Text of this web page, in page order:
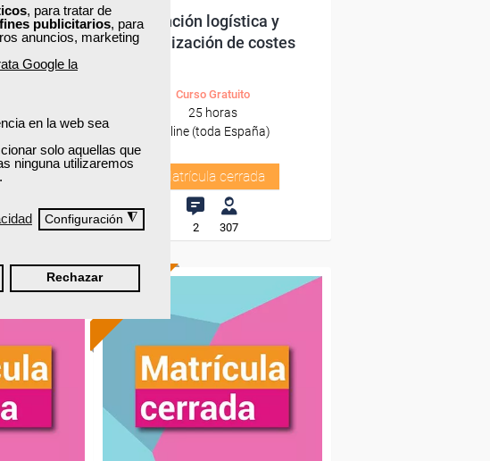
, para tratar de
fines publicitarios, para
anuncios, marketing
Google la
en la web sea
solo aquellas que
ninguna utilizaremos
Configuración ◮
Rechazar
en la
Función logística y
optimización de costes
Curso Gratuito
25 horas
Online (toda España)
Matrícula cerrada
2 307
ONLINE